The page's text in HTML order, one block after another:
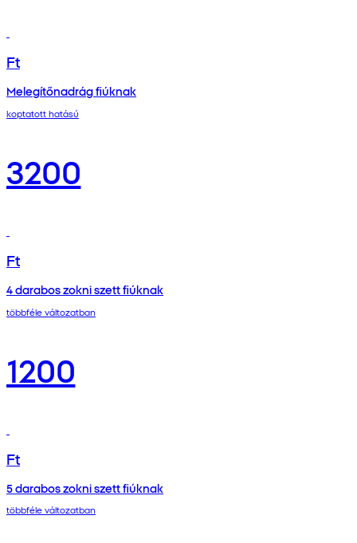
Ft
Melegítőnadrág fiúknak
koptatott hatású
3200
Ft
4 darabos zokni szett fiúknak
többféle változatban
1200
Ft
5 darabos zokni szett fiúknak
többféle változatban